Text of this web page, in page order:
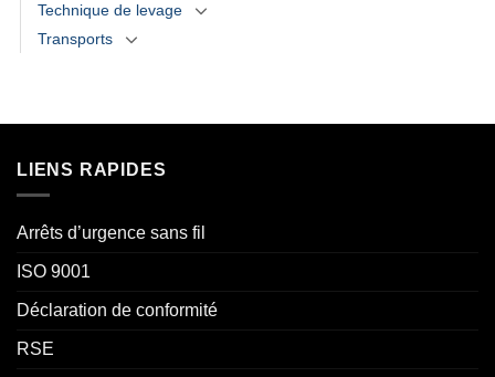
Technique de levage
Transports
LIENS RAPIDES
Arrêts d’urgence sans fil
ISO 9001
Déclaration de conformité
RSE